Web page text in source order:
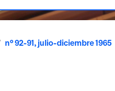
nº 92-91, julio-diciembre 1965